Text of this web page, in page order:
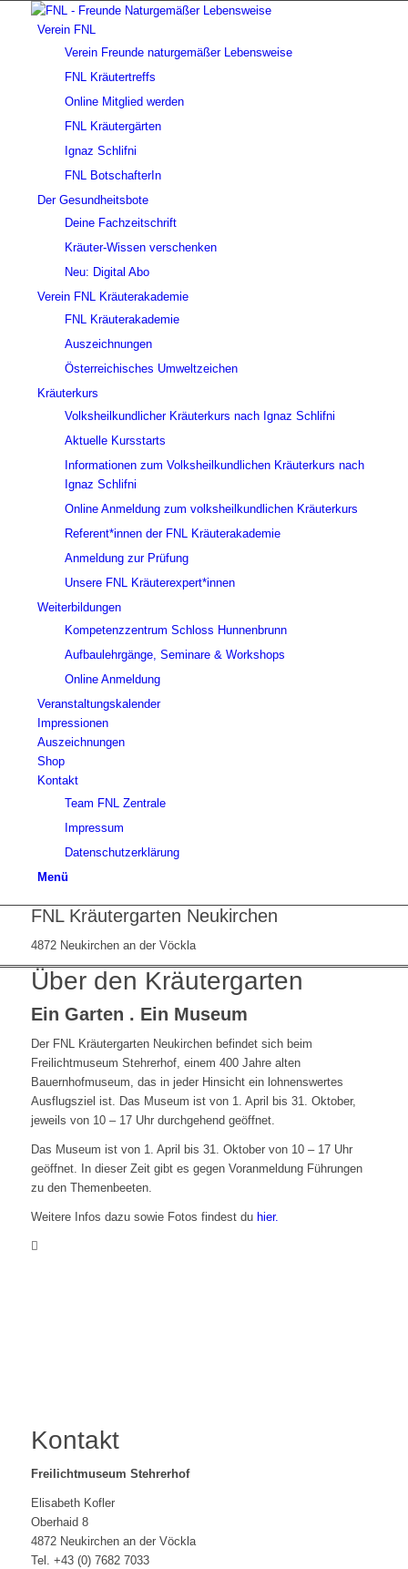
Verein FNL
Verein Freunde naturgemäßer Lebensweise
FNL Kräutertreffs
Online Mitglied werden
FNL Kräutergärten
Ignaz Schlifni
FNL BotschafterIn
Der Gesundheitsbote
Deine Fachzeitschrift
Kräuter-Wissen verschenken
Neu: Digital Abo
Verein FNL Kräuterakademie
FNL Kräuterakademie
Auszeichnungen
Österreichisches Umweltzeichen
Kräuterkurs
Volksheilkundlicher Kräuterkurs nach Ignaz Schlifni
Aktuelle Kursstarts
Informationen zum Volksheilkundlichen Kräuterkurs nach
Ignaz Schlifni
Online Anmeldung zum volksheilkundlichen Kräuterkurs
Referent*innen der FNL Kräuterakademie
Anmeldung zur Prüfung
Unsere FNL Kräuterexpert*innen
Weiterbildungen
Kompetenzzentrum Schloss Hunnenbrunn
Aufbaulehrgänge, Seminare & Workshops
Online Anmeldung
Veranstaltungskalender
Impressionen
Auszeichnungen
Shop
Kontakt
Team FNL Zentrale
Impressum
Datenschutzerklärung
Menü
FNL Kräutergarten Neukirchen
4872 Neukirchen an der Vöckla
Über den Kräutergarten
Ein Garten . Ein Museum
Der FNL Kräutergarten Neukirchen befindet sich beim
Freilichtmuseum Stehrerhof, einem 400 Jahre alten
Bauernhofmuseum, das in jeder Hinsicht ein lohnenswertes
Ausflugsziel ist. Das Museum ist von 1. April bis 31. Oktober,
jeweils von 10 – 17 Uhr durchgehend geöffnet.
Das Museum ist von 1. April bis 31. Oktober von 10 – 17 Uhr
geöffnet. In dieser Zeit gibt es gegen Voranmeldung Führungen
zu den Themenbeeten.
Weitere Infos dazu sowie Fotos findest du hier.
Kontakt
Freilichtmuseum Stehrerhof
Elisabeth Kofler
Oberhaid 8
4872 Neukirchen an der Vöckla
Tel. +43 (0) 7682 7033